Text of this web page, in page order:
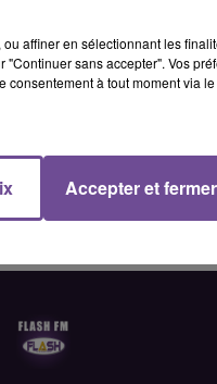
spécialisé (H/F) dans
d’une clientèle de
sécurité. Vous assurerez
ou automatismes, et
de l’offre Pôle
affiner en sélectionnant les
sans accepter". Vos
à tout moment via
Accepter et fermer